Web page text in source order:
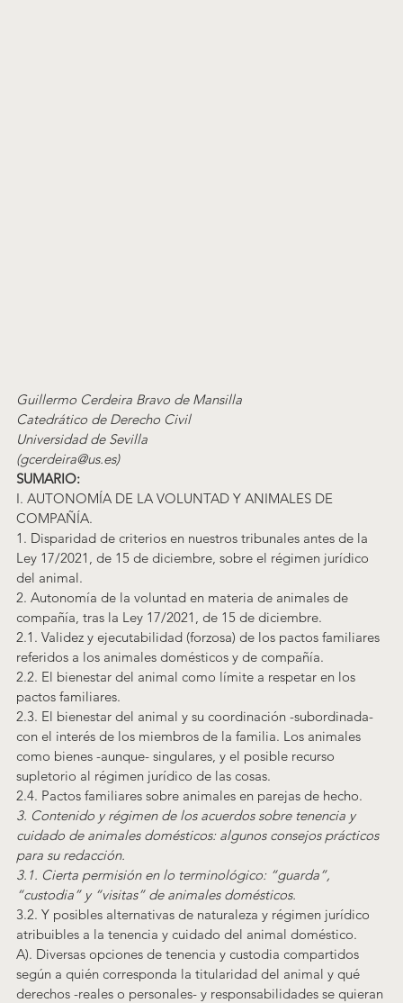
Guillermo Cerdeira Bravo de Mansilla
Catedrático de Derecho Civil
Universidad de Sevilla
(gcerdeira@us.es)
SUMARIO:
I. AUTONOMÍA DE LA VOLUNTAD Y ANIMALES DE
COMPAÑÍA.
1. Disparidad de criterios en nuestros tribunales antes de la
Ley 17/2021, de 15 de diciembre, sobre el régimen jurídico
del animal.
2. Autonomía de la voluntad en materia de animales de
compañía, tras la Ley 17/2021, de 15 de diciembre.
2.1. Validez y ejecutabilidad (forzosa) de los pactos familiares
referidos a los animales domésticos y de compañía.
2.2. El bienestar del animal como límite a respetar en los
pactos familiares.
2.3. El bienestar del animal y su coordinación -subordinada-
con el interés de los miembros de la familia. Los animales
como bienes -aunque- singulares, y el posible recurso
supletorio al régimen jurídico de las cosas.
2.4. Pactos familiares sobre animales en parejas de hecho.
3. Contenido y régimen de los acuerdos sobre tenencia y
cuidado de animales domésticos: algunos consejos prácticos
para su redacción.
3.1. Cierta permisión en lo terminológico: “guarda”,
“custodia” y “visitas” de animales domésticos.
3.2. Y posibles alternativas de naturaleza y régimen jurídico
atribuibles a la tenencia y cuidado del animal doméstico.
A). Diversas opciones de tenencia y custodia compartidos
según a quién corresponda la titularidad del animal y qué
derechos -reales o personales- y responsabilidades se quieran